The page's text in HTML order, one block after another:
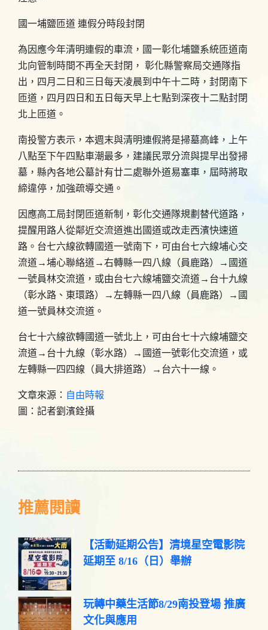
國一埔鹽匝道 連假分時段封閉
為因應今年清明連假的車流，國一彰化埔鹽系統匝道南
北向管制時間不再全天封閉， 彰化縣警察局交通隊指
出，四月二日和三日每天凌晨到中午十二時，封閉南下
匝道，四月四日和五日每天早上七點到深夜十二點封閉
北上匝道。
南投警方表示，本週末與清明連假將是掃墓高峰，上午
八點至下午四點車潮最多，建議民眾分流與提早出發掃
墓，縣內各地公墓計有廿二處聯外道易塞車，屆時將取
締違停，加強疏導交通。
因應高工局封閉匝道新制，彰化交通隊規劃替代道路，
提醒用路人從鄰近交流道進出國道或改走西濱快速道
路。台七六線欲轉國道一號南下，可由台七六線埔心交
流道→埔心聯絡道→右轉縣一四八線（員鹿路）→國道
一號員林交流道，或由台七六線埔鹽交流道→台十九線
（彰水路、東環路）→左轉縣一四八線（員鹿路）→國
道一號員林交流道。
台七十六線欲轉國道一號北上，可由台七十六線埔鹽交
流道→台十九線（彰水路）→國道一號彰化交流道，或
左轉縣一四四線（員大排道路）→台六十一線。
文章來源： 自由時報
圖：記者劉濱銓攝
推薦閱讀
【活動延期公告】清境星空電影院
延期至 8/16（日）舉辦
玩轉中藥生活節8/29南投登場 推廣
文化與應用